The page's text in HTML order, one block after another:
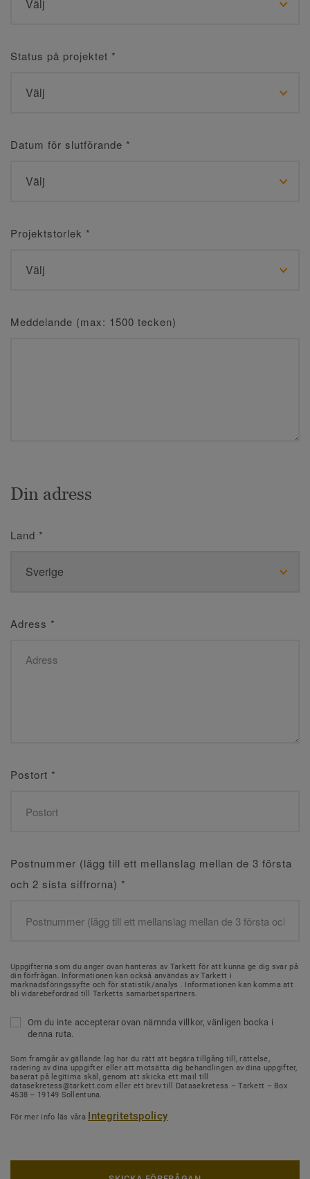
Status på projektet *
Datum för slutförande *
Projektstorlek *
Meddelande (max: 1500 tecken)
Din adress
Land *
Adress *
Postort *
Postnummer (lägg till ett mellanslag mellan de 3 första
och 2 sista siffrorna) *
Uppgifterna som du anger ovan hanteras av Tarkett för att kunna ge dig svar på
din förfrågan. Informationen kan också användas av Tarkett i
marknadsföringssyfte och för statistik/analys . Informationen kan komma att
bli vidarebefordrad till Tarketts samarbetspartners.
Om du inte accepterar ovan nämnda villkor, vänligen bocka i
denna ruta.
Som framgår av gällande lag har du rätt att begära tillgång till, rättelse,
radering av dina uppgifter eller att motsätta dig behandlingen av dina uppgifter,
baserat på legitima skäl, genom att skicka ett mail till
datasekretess@tarkett.com eller ett brev till Datasekretess – Tarkett – Box
4538 – 19149 Sollentuna.
För mer info läs våra Integritetspolicy